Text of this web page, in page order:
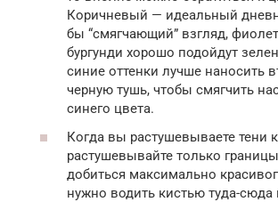
Коричневый — идеальный
бы “смягчающий” взгляд,
бургунди хорошо подойдут
синие оттенки лучше наносить
черную тушь, чтобы смягчить
синего цвета.
Когда вы растушевываете тени
растушевывайте только
добиться максимально
нужно водить кистью туда-